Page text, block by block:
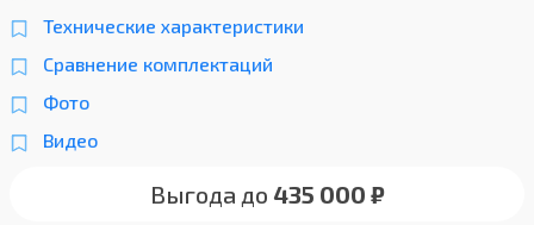
Технические характеристики
Сравнение комплектаций
Фото
Видео
Выгода до 435 000 ₽